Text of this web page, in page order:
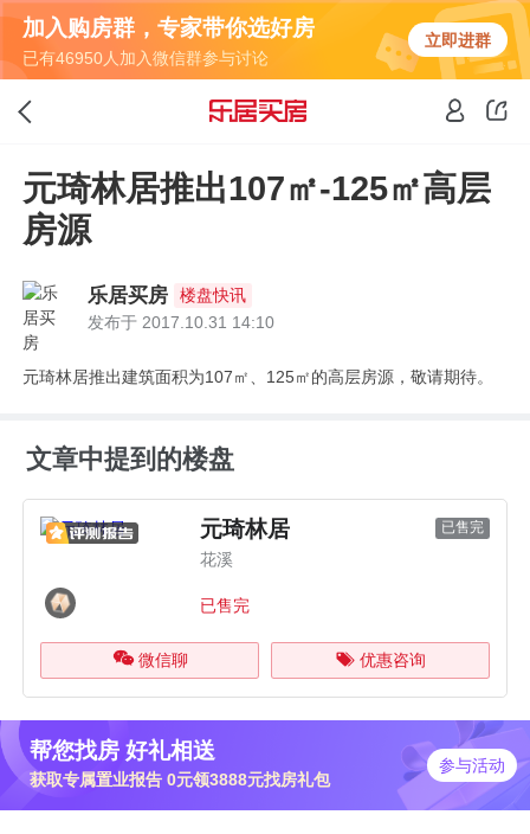
加入购房群，专家带你选好房
已有46950人加入微信群参与讨论
立即进群
元琦林居推出107㎡-125㎡高层
房源
乐居买房
楼盘快讯
发布于 2017.10.31 14:10
元琦林居推出建筑面积为107㎡、125㎡的高层房源，敬请期待。
文章中提到的楼盘
元琦林居 已售完
花溪
已售完
微信聊 优惠咨询
帮您找房 好礼相送
获取专属置业报告 0元领3888元找房礼包
参与活动